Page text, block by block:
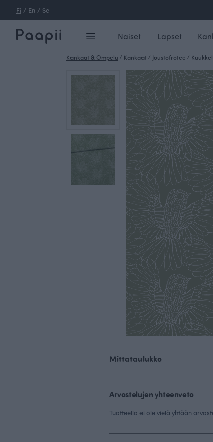
Fi / En / Se
Naiset Lapset
Kankaat & Ompelu / Kankaat / Joustofrotee /
Mittataulukko
Arvostelujen yhteenveto
Tuotteella ei ole vielä yhtään